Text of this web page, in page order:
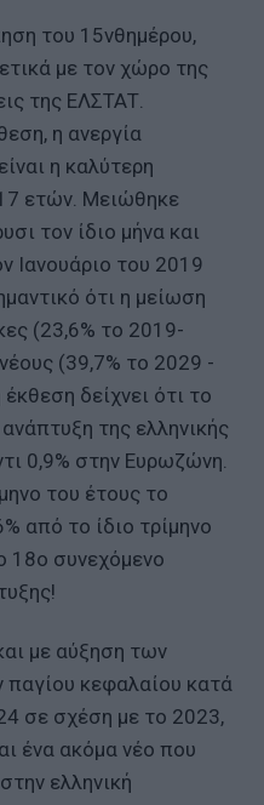
του 15νθημέρου,
με τον χώρο της
της ΕΛΣΤΑΤ.
η ανεργία
η καλύτερη
ετών. Μειώθηκε
τον ίδιο μήνα και
Ιανουάριο του 2019
ότι η μείωση
(23,6% το 2019-
(39,7% το 2029 -
δείχνει ότι το
της ελληνικής
0,9% στην Ευρωζώνη.
του έτους το
από το ίδιο τρίμηνο
18ο συνεχόμενο
με αύξηση των
κεφαλαίου κατά
σε σχέση με το 2023,
ένα ακόμα νέο που
ελληνική